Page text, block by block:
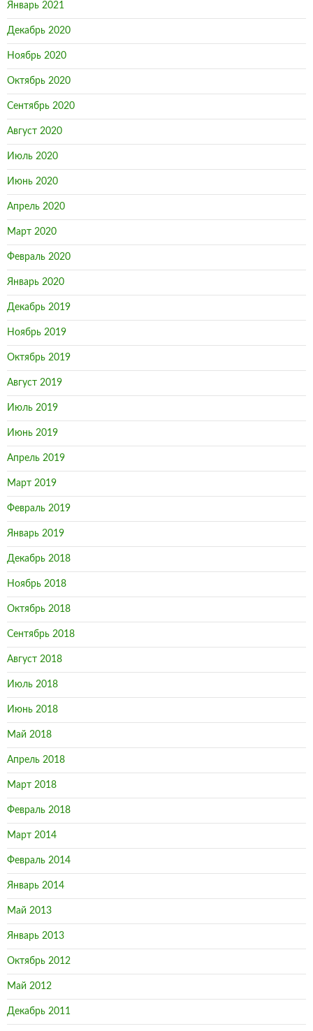
Январь 2021
Декабрь 2020
Ноябрь 2020
Октябрь 2020
Сентябрь 2020
Август 2020
Июль 2020
Июнь 2020
Апрель 2020
Март 2020
Февраль 2020
Январь 2020
Декабрь 2019
Ноябрь 2019
Октябрь 2019
Август 2019
Июль 2019
Июнь 2019
Апрель 2019
Март 2019
Февраль 2019
Январь 2019
Декабрь 2018
Ноябрь 2018
Октябрь 2018
Сентябрь 2018
Август 2018
Июль 2018
Июнь 2018
Май 2018
Апрель 2018
Март 2018
Февраль 2018
Март 2014
Февраль 2014
Январь 2014
Май 2013
Январь 2013
Октябрь 2012
Май 2012
Декабрь 2011